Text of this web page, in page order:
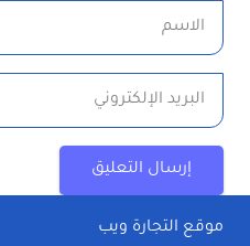
إرسال التعليق
موقع التجارة ويب